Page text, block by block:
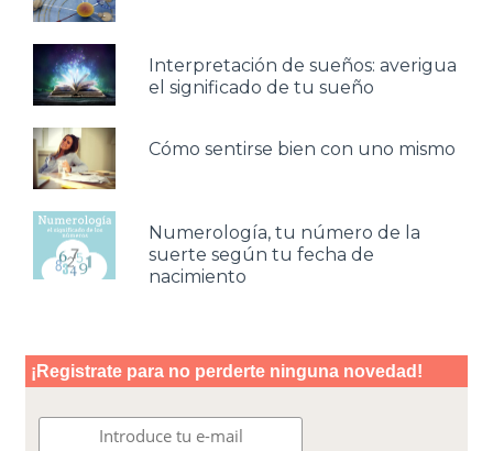
Interpretación de sueños: averigua
el significado de tu sueño
Cómo sentirse bien con uno mismo
Numerología, tu número de la
suerte según tu fecha de
nacimiento